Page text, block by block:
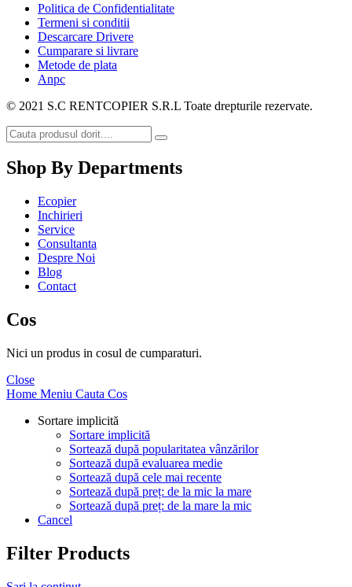
Politica de Confidentialitate
Termeni si conditii
Descarcare Drivere
Cumparare si livrare
Metode de plata
Anpc
© 2021 S.C RENTCOPIER S.R.L Toate drepturile rezervate.
Shop By Departments
Ecopier
Inchirieri
Service
Consultanta
Despre Noi
Blog
Contact
Cos
Nici un produs in cosul de cumparaturi.
Close
Home Meniu Cauta Cos
Sortare implicită
Sortare implicită
Sortează după popularitatea vânzărilor
Sortează după evaluarea medie
Sortează după cele mai recente
Sortează după preț: de la mic la mare
Sortează după preț: de la mare la mic
Cancel
Filter Products